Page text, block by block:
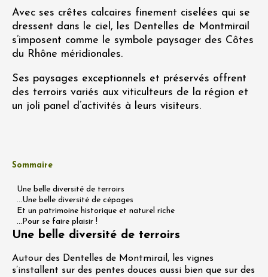
Avec ses crêtes calcaires finement ciselées qui se
dressent dans le ciel, les Dentelles de Montmirail
s’imposent comme le symbole paysager des Côtes
du Rhône méridionales.
Ses paysages exceptionnels et préservés offrent
des terroirs variés aux viticulteurs de la région et
un joli panel d’activités à leurs visiteurs.
Sommaire
Une belle diversité de terroirs
...Une belle diversité de cépages
Et un patrimoine historique et naturel riche
...Pour se faire plaisir !
Une belle diversité de terroirs
Autour des Dentelles de Montmirail, les vignes
s’installent sur des pentes douces aussi bien que sur des